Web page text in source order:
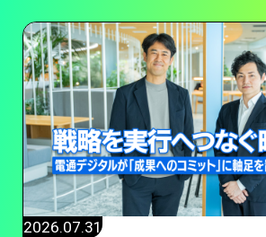
2026.07.31